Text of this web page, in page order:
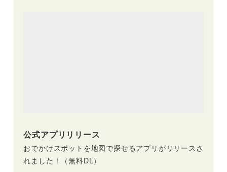
公式アプリリリース
おでかけスポットを地図で探せるアプリがリリースさ
れました！（無料DL）